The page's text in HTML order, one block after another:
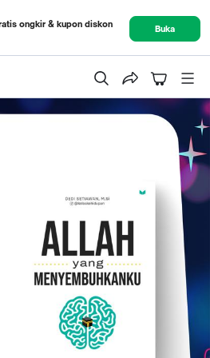
ongkir & kupon diskon
Buka